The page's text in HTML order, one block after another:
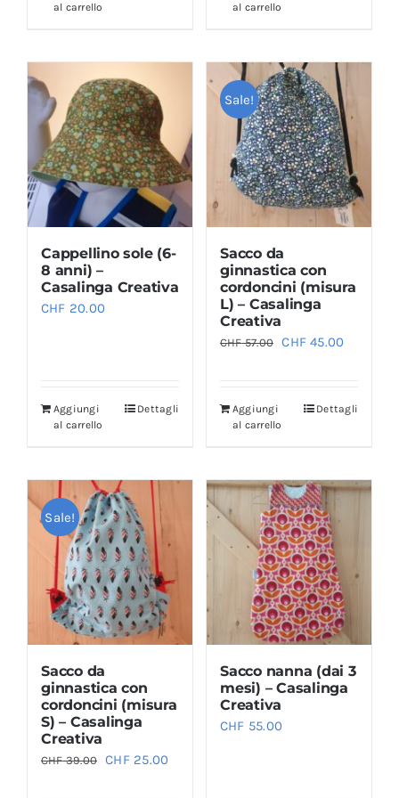
al carrello
al carrello
Cappellino sole (6-
8 anni) –
Casalinga Creativa
CHF 20.00
Aggiungi
al carrello
Dettagli
Sale!
Sacco da
ginnastica con
cordoncini (misura
L) – Casalinga
Creativa
CHF57.00 Il
CHF45.00
è:
Aggiungi
al carrello
Dettagli
Sale!
Sacco da
ginnastica con
cordoncini (misura
S) – Casalinga
Creativa
CHF39.00 Il
CHF25.00
Sacco nanna (dai 3
mesi) – Casalinga
Creativa
CHF 55.00